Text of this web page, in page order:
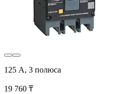
125 А, 3 полюса
19 760 ₸